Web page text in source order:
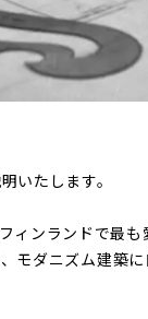
いたします。
ンランドで最
モダニズム建築